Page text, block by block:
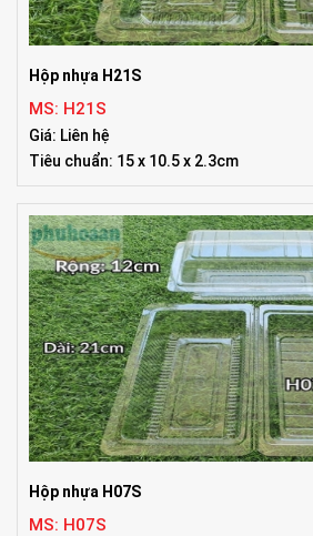
Hộp nhựa H21S
MS: H21S
Giá: Liên hệ
Tiêu chuẩn: 15 x 10.5 x 2.3cm
Hộp nhựa H07S
MS: H07S